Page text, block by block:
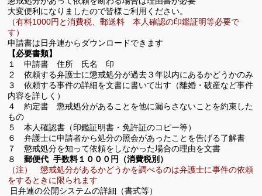
大変便利になりましたので皆様ご利用ください。
（有料1000円と消費税、郵送料 本人確認の印鑑証明等必要で
す）
申請書は日弁連からダウンロードできます
【必要書類】
１ 申請書 住所 氏名 印
２ 依頼する弁護士に懲戒処分が過去３年以内にあるかどうかのみ
３ 依頼する事件の詳細を文書に書いて出す（離婚・破産など事件
内容を詳しく）
４ 約定書 懲戒処分があることを他に漏らさないことを約束した
もの
５ 本人確認書（印鑑証明書・免許証のコピー等）
６ 弁護士に申請者から処分の照会があったことを告げる了解書
７ 懲戒処分を知って依頼をしなかった場合の理由を文書
８郵便代 手数料１０００円（消費税別）
（注） 懲戒処分があるかどうかを調べるのは弁護士に事件の依頼
をするときに限られます
日弁連の公開システムの詳細（書式等）